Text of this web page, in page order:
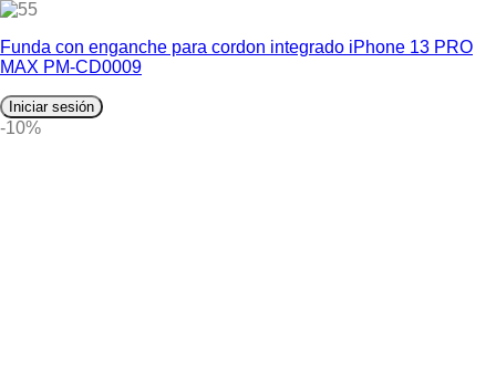
5
Funda con enganche para cordon integrado iPhone 13 PRO
MAX PM-CD0009
Iniciar sesión
-10%